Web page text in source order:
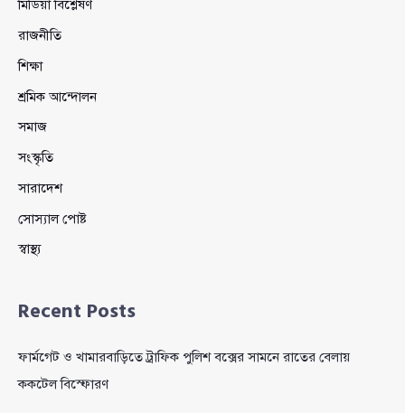
মিডিয়া বিশ্লেষণ
রাজনীতি
শিক্ষা
শ্রমিক আন্দোলন
সমাজ
সংস্কৃতি
সারাদেশ
সোস্যাল পোষ্ট
স্বাস্থ্য
Recent Posts
ফার্মগেট ও খামারবাড়িতে ট্রাফিক পুলিশ বক্সের সামনে রাতের বেলায়
ককটেল বিস্ফোরণ